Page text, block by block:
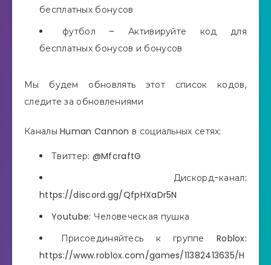
бесплатных бонусов
футбол – Активируйте код для
бесплатных бонусов и бонусов
Мы будем обновлять этот список кодов,
следите за обновлениями
Каналы Human Cannon в социальных сетях:
Твиттер: @MfcraftG
Дискорд-канал:
https://discord.gg/QfpHXaDr5N
Youtube: Человеческая пушка
Присоединяйтесь к группе Roblox:
https://www.roblox.com/games/11382413635/H